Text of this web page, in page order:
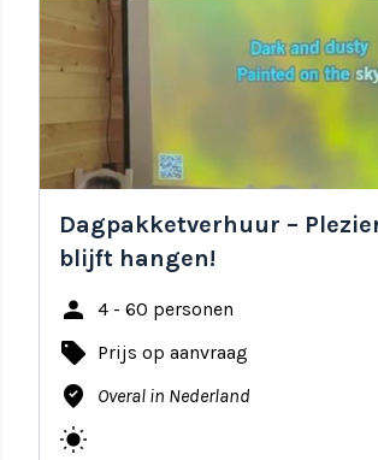
Dagpakketverhuur –
blijft hangen!
person 4 - 60 personen
local_offer Prijs op aanvraag
where_to_vote Overal in Nederland
wb_sunny